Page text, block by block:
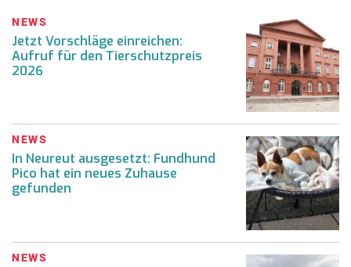
NEWS
Jetzt Vorschläge einreichen:
Aufruf für den Tierschutzpreis
2026
NEWS
In Neureut ausgesetzt: Fundhund
Pico hat ein neues Zuhause
gefunden
NEWS